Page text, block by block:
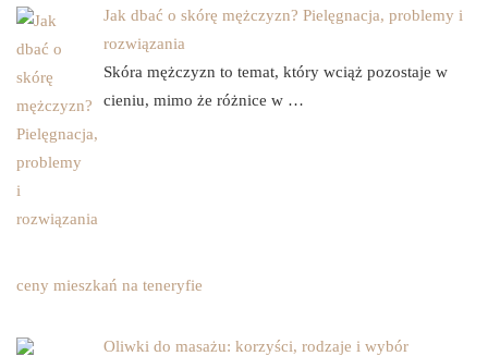
Jak dbać o skórę mężczyzn? Pielęgnacja, problemy i
rozwiązania
Skóra mężczyzn to temat, który wciąż pozostaje w
cieniu, mimo że różnice w …
ceny mieszkań na teneryfie
Oliwki do masażu: korzyści, rodzaje i wybór